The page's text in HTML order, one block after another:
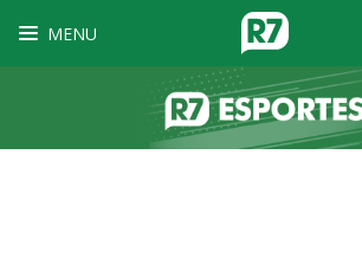
MENU